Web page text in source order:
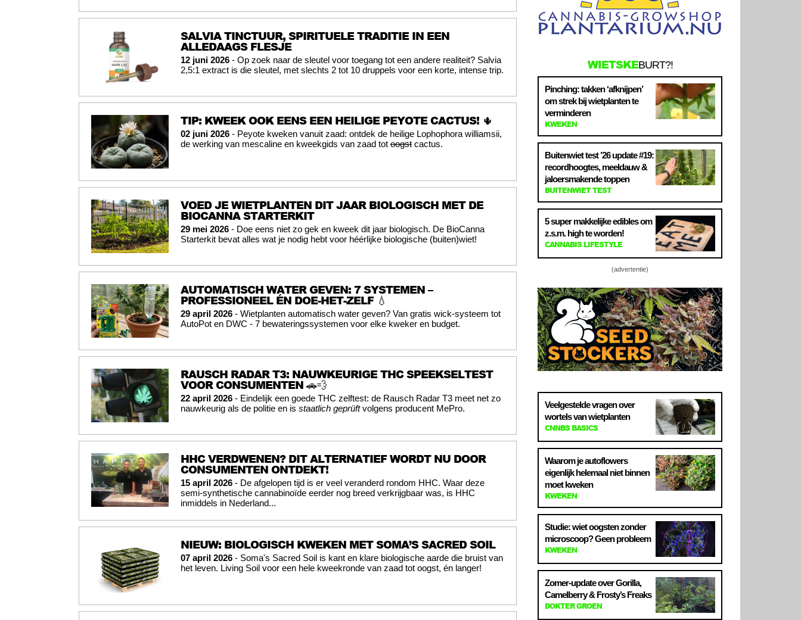
SALVIA TINCTUUR, SPIRITUELE TRADITIE IN EEN
ALLEDAAGS FLESJE
12 juni 2026 - Op zoek naar de sleutel voor toegang tot een andere realiteit? Salvia
2,5:1 extract is die sleutel, met slechts 2 tot 10 druppels voor een korte, intense trip.
TIP: KWEEK OOK EENS EEN HEILIGE PEYOTE CACTUS! 🌵
02 juni 2026 - Peyote kweken vanuit zaad: ontdek de heilige Lophophora williamsii,
de werking van mescaline en kweekgids van zaad tot oogst cactus.
VOED JE WIETPLANTEN DIT JAAR BIOLOGISCH MET DE
BIOCANNA STARTERKIT
29 mei 2026 - Doe eens niet zo gek en kweek dit jaar biologisch. De BioCanna
Starterkit bevat alles wat je nodig hebt voor héérlijke biologische (buiten)wiet!
AUTOMATISCH WATER GEVEN: 7 SYSTEMEN –
PROFESSIONEEL ÉN DOE-HET-ZELF 💧
29 april 2026 - Wietplanten automatisch water geven? Van gratis wick-systeem tot
AutoPot en DWC - 7 bewateringssystemen voor elke kweker en budget.
RAUSCH RADAR T3: NAUWKEURIGE THC SPEEKSELTEST
VOOR CONSUMENTEN 🚗💨
22 april 2026 - Eindelijk een goede THC zelftest: de Rausch Radar T3 meet net zo
nauwkeurig als de politie en is staatlich geprüftvolgens producent MePro.
HHC VERDWENEN? DIT ALTERNATIEF WORDT NU DOOR
CONSUMENTEN ONTDEKT!
15 april 2026 - De afgelopen tijd is er veel veranderd rondom HHC. Waar deze
semi-synthetische cannabinoïde eerder nog breed verkrijgbaar was, is HHC
inmiddels in Nederland...
NIEUW: BIOLOGISCH KWEKEN MET SOMA’S SACRED SOIL
07 april 2026 - Soma's Sacred Soil is kant en klare biologische aarde die bruist van
het leven. Living Soil voor een hele kweekronde van zaad tot oogst, én langer!
WIETSKEBURT?!
Pinching: takken ‘afknijpen’
om strek bij wietplanten te
verminderen
KWEKEN
Buitenwiet test ’26 update #19:
recordhoogtes, meeldauw &
jaloersmakende toppen
BUITENWIET TEST
5 super makkelijke edibles om
z.s.m. high te worden!
CANNABIS LIFESTYLE
(advertentie)
Veelgestelde vragen over
wortels van wietplanten
CNNBS BASICS
Waarom je autoflowers
eigenlijk helemaal niet binnen
moet kweken
KWEKEN
Studie: wiet oogsten zonder
microscoop? Geen probleem
KWEKEN
Zomer-update over Gorilla,
Camelberry & Frosty’s Freaks
DOKTER GROEN